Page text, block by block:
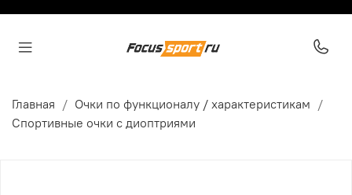
Главная
Очки по функционалу / характеристикам
Спортивные очки с диоптриями